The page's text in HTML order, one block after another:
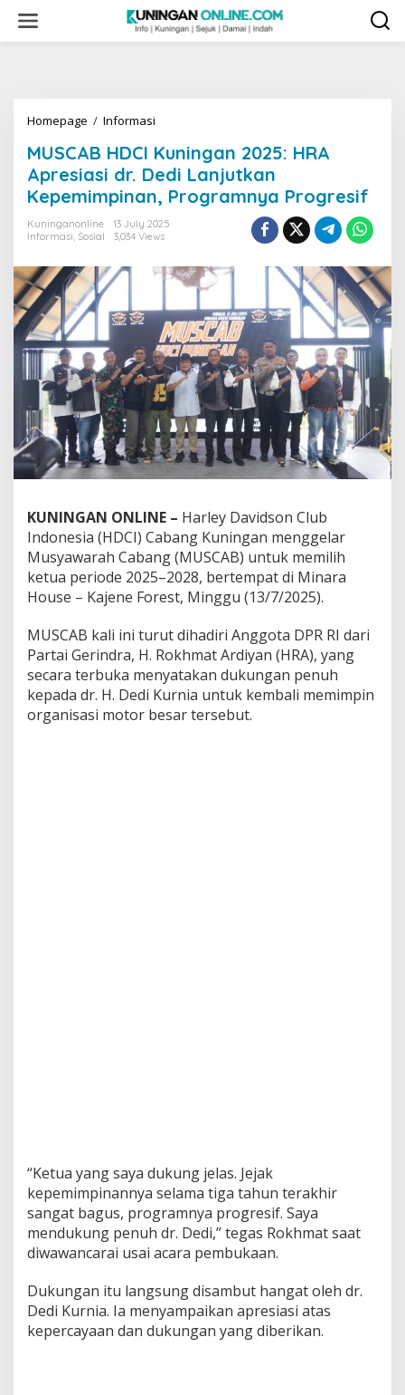
content
Homepage / Informasi
Kuningan
2025:
HRA
Apresiasi
dr.
Dedi
Kepemimpinan,
Programnya
MUSCAB HDCI Kuningan 2025: HRA
Apresiasi dr. Dedi Lanjutkan
Kepemimpinan, Programnya Progresif
Kuninganonline
13 July 2025
Informasi, Sosial 3,034 Views
KUNINGAN ONLINE – Harley Davidson Club
Indonesia (HDCI) Cabang Kuningan menggelar
Musyawarah Cabang (MUSCAB) untuk memilih
ketua periode 2025–2028, bertempat di Minara
House – Kajene Forest, Minggu (13/7/2025).
MUSCAB kali ini turut dihadiri Anggota DPR RI dari
Partai Gerindra, H. Rokhmat Ardiyan (HRA), yang
secara terbuka menyatakan dukungan penuh
kepada dr. H. Dedi Kurnia untuk kembali memimpin
organisasi motor besar tersebut.
“Ketua yang saya dukung jelas. Jejak
kepemimpinannya selama tiga tahun terakhir
sangat bagus, programnya progresif. Saya
mendukung penuh dr. Dedi,” tegas Rokhmat saat
diwawancarai usai acara pembukaan.
Dukungan itu langsung disambut hangat oleh dr.
Dedi Kurnia. Ia menyampaikan apresiasi atas
kepercayaan dan dukungan yang diberikan.